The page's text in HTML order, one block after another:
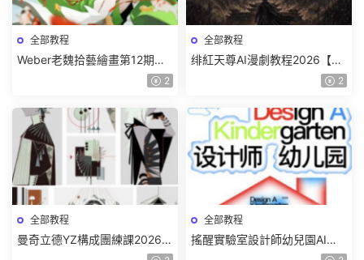
全部教程
Weber老魏拾藝繪畫第12期角
色特訓班【畫質不錯隻有視
2
全部教程
绯紅天尊AI漫劇教程2026【畫
2
全部教程
曼奇立德YZ構成團練課2026年
8月已結課【畫質高清有課件】
全部教程
搖醒實驗室設計師幼兒園AI軟
件基礎課2025【畫質不錯有素